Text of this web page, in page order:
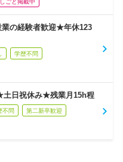
ごと掲載中
業の経験者歓迎★年休123
学歴不問
土日祝休み★残業月15h程
不問 第二新卒歓迎